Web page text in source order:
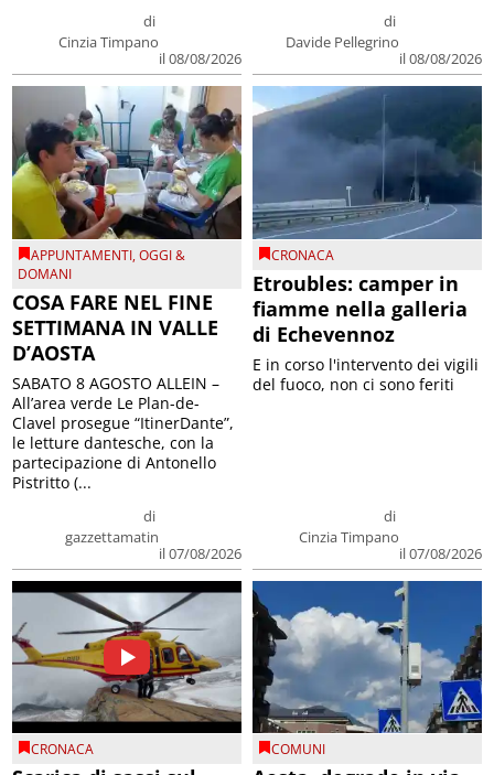
di
Cinzia Timpano
il 08/08/2026
di
Davide Pellegrino
il 08/08/2026
APPUNTAMENTI,OGGI &
DOMANI
COSA FARE NEL FINE
SETTIMANA IN VALLE
D’AOSTA
di
gazzettamatin
il 07/08/2026
SABATO 8 AGOSTO ALLEIN –
All’area verde Le Plan-de-
Clavel prosegue “ItinerDante”,
le letture dantesche, con la
partecipazione di Antonello
Pistritto (...
CRONACA
Etroubles: camper in
fiamme nella galleria
di Echevennoz
di
Cinzia Timpano
il 07/08/2026
E in corso l'intervento dei vigili
del fuoco, non ci sono feriti
CRONACA COMUNI